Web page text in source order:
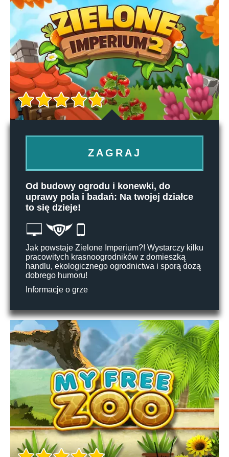
ZAGRAJ
Od budowy ogrodu i konewki, do
uprawy pola i badań: Na twojej działce
to się dzieje!
Jak powstaje Zielone Imperium?! Wystarczy kilku
pracowitych krasnoogrodników z domieszką
handlu, ekologicznego ogrodnictwa i sporą dozą
dobrego humoru!
Informacje o grze